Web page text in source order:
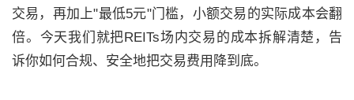
交易，再加上"最低5元"门槛，小额交易的实际成本会翻
倍。今天我们就把REITs场内交易的成本拆解清楚，告
诉你如何合规、安全地把交易费用降到底。